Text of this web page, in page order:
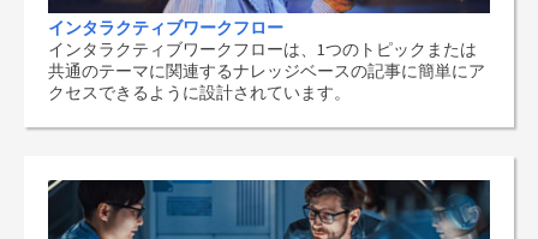
インタラクティブワークフロー
インタラクティブワークフローは、1つのトピックまたは
共通のテーマに関連するナレッジベースの記事に簡単にア
クセスできるように設計されています。